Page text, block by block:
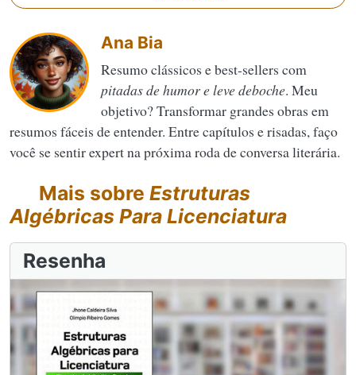
Ana Bia
Resumo clássicos e best-sellers com
pitadas de humor e leve deboche. Meu
objetivo? Transformar grandes obras em
resumos fáceis de entender. Entre capítulos e risadas, faço
você se sentir expert na próxima roda de conversa literária.
Mais sobre Estruturas
Algébricas Para Licenciatura
Resenha